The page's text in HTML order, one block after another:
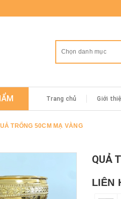
Chọn danh mục
Trang chủ Giới
TRỐNG 50CM MẠ VÀNG
QUẢ
LIÊN